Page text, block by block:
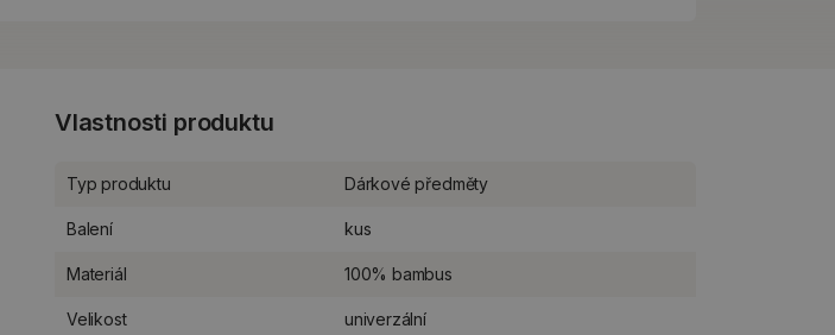
Vlastnosti produktu
Typ produktu Dárkové předměty
Balení kus
Materiál 100% bambus
Velikost univerzální